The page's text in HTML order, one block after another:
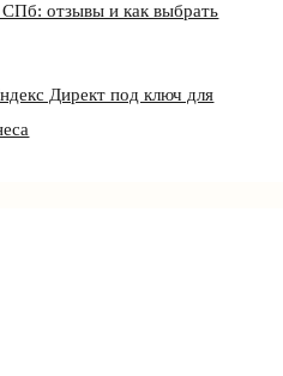
отзывы и как выбрать
Директ под ключ для